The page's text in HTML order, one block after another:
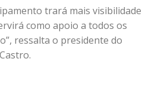
trará mais visibilidade
como apoio a todos os
ressalta o presidente do